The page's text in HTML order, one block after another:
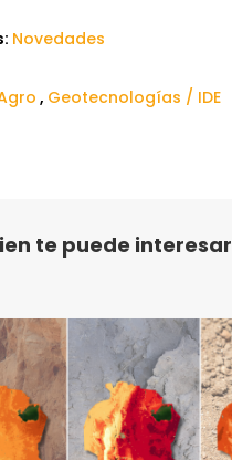
Novedades
, Geotecnologías / IDE
te puede interesar